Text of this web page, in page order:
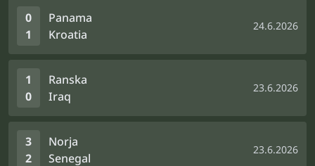
0
1
Panama
Kroatia
24.6.2026
1
0
Ranska
Iraq
23.6.2026
3
2
Norja
Senegal
23.6.2026